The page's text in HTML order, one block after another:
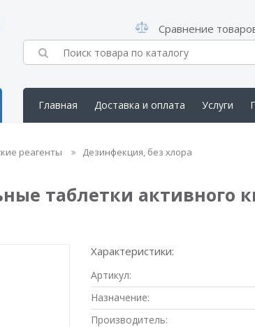
Сравнение
Главная Доставка и оплата Услуги
реагенты Дезинфекция, без хлора
таблетки активного
Характеристики:
Артикул:
Назначение:
Производитель: